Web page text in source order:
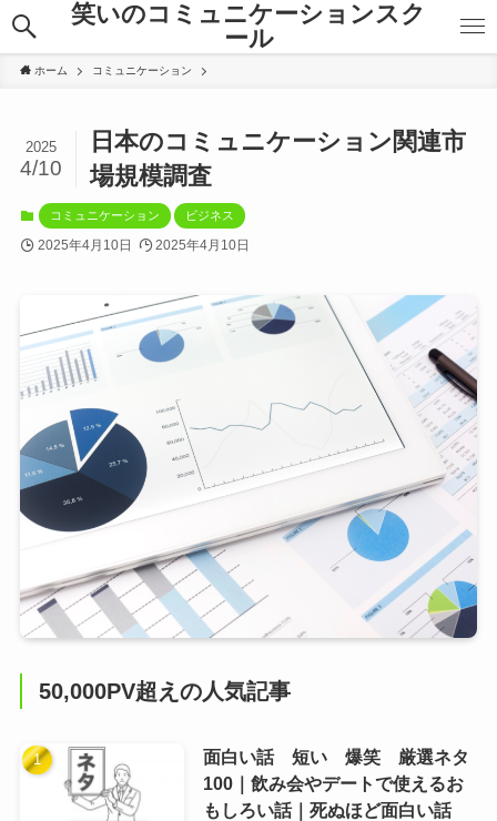
笑いのコミュニケーションスク
ール
ホーム コミュニケーション
日本のコミュニケーション関連市
場規模調査
2025
4/10
コミュニケーション ビジネス
2025年4月10日 2025年4月10日
50,000PV超えの人気記事
面白い話 短い 爆笑 厳選ネタ
100｜飲み会やデートで使えるお
もしろい話｜死ぬほど面白い話